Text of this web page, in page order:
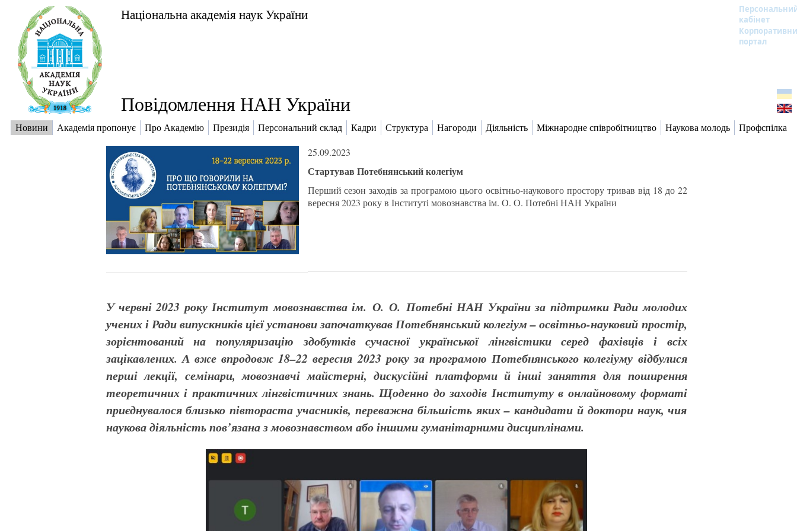
Національна академія наук України
кабінет
портал
Повідомлення НАН України
Новини Академія пропонує Про Академію Президія Персональний склад Кадри Структура Нагороди Діяльність Міжнародне співробітництво Наукова молодь Профспілка
25.09.2023
Стартував Потебнянський колегіум
Перший сезон заходів за програмою цього освітньо-наукового простору тривав від 18 до 22
вересня 2023 року в Інституті мовознавства ім. О. О. Потебні НАН України
У червні 2023 року Інститут мовознавства ім. О. О. Потебні НАН України за підтримки Ради молодих
учених і Ради випускників цієї установи започаткував Потебнянський колегіум –освітньо-науковий простір,
зорієнтований на популяризацію здобутківсучасної української лінгвістики серед фахівців і всіх
зацікавлених. А вже впродовж 18–22 вересня 2023 року за програмою Потебнянського колегіуму відбулися
перші лекції, семінари, мовознавчі майстерні, дискусійні платформи й інші заняття для поширення
теоретичних і практичних лінгвістичних знань. Щоденно до заходів Інституту в онлайновому форматі
приєднувалося близько півтораста учасників, переважна більшість яких – кандидати й доктори наук, чия
наукова діяльність пов’язана з мовознавством або іншими гуманітарними дисциплінами.